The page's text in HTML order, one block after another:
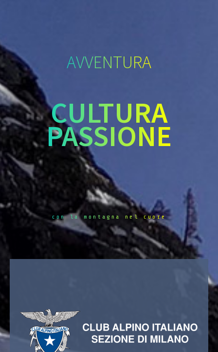
AVVENTURA
CULTURA
PASSIONE
con la montagna nel cuore